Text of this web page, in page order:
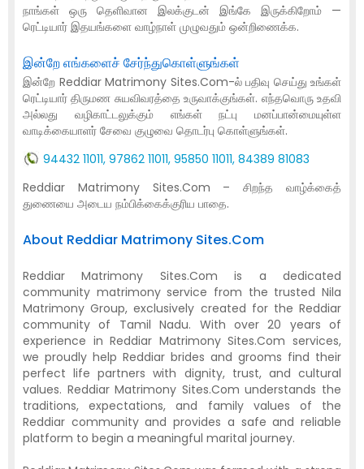
நாங்கள் ஒரு தெளிவான இலக்குடன் இங்கே இருக்கிறோம் —
ரெட்டியார் இதயங்களை வாழ்நாள் முழுவதும் ஒன்றிணைக்க.
இன்றே எங்களைச் சேர்ந்துகொள்ளுங்கள்
இன்றே Reddiar Matrimony Sites.Com-ல் பதிவு செய்து உங்கள்
ரெட்டியார் திருமண சுயவிவரத்தை உருவாக்குங்கள். எந்தவொரு உதவி
அல்லது வழிகாட்டலுக்கும் எங்கள் நட்பு மனப்பான்மையுள்ள
வாடிக்கையாளர் சேவை குழுவை தொடர்பு கொள்ளுங்கள்.
94432 11011, 97862 11011, 95850 11011, 84389 81083
Reddiar Matrimony Sites.Com – சிறந்த வாழ்க்கைத்
துணையை அடைய நம்பிக்கைக்குரிய பாதை.
About Reddiar Matrimony Sites.Com
Reddiar Matrimony Sites.Com is a dedicated
community matrimony service from the trusted Nila
Matrimony Group, exclusively created for the Reddiar
community of Tamil Nadu. With over 20 years of
experience in Reddiar Matrimony Sites.Com services,
we proudly help Reddiar brides and grooms find their
perfect life partners with dignity, trust, and cultural
values. Reddiar Matrimony Sites.Com understands the
traditions, expectations, and family values of the
Reddiar community and provides a safe and reliable
platform to begin a meaningful marital journey.